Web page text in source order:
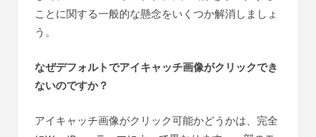
さて、WordPressでアイキャッチ画像をリンクする
ことに関する一般的な懸念をいくつか解消しましょ
なぜデフォルトでアイキャッチ画像がクリックでき